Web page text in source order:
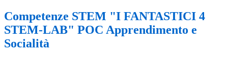
Competenze STEM "I FANTASTICI 4
STEM-LAB" POC Apprendimento e
Socialità